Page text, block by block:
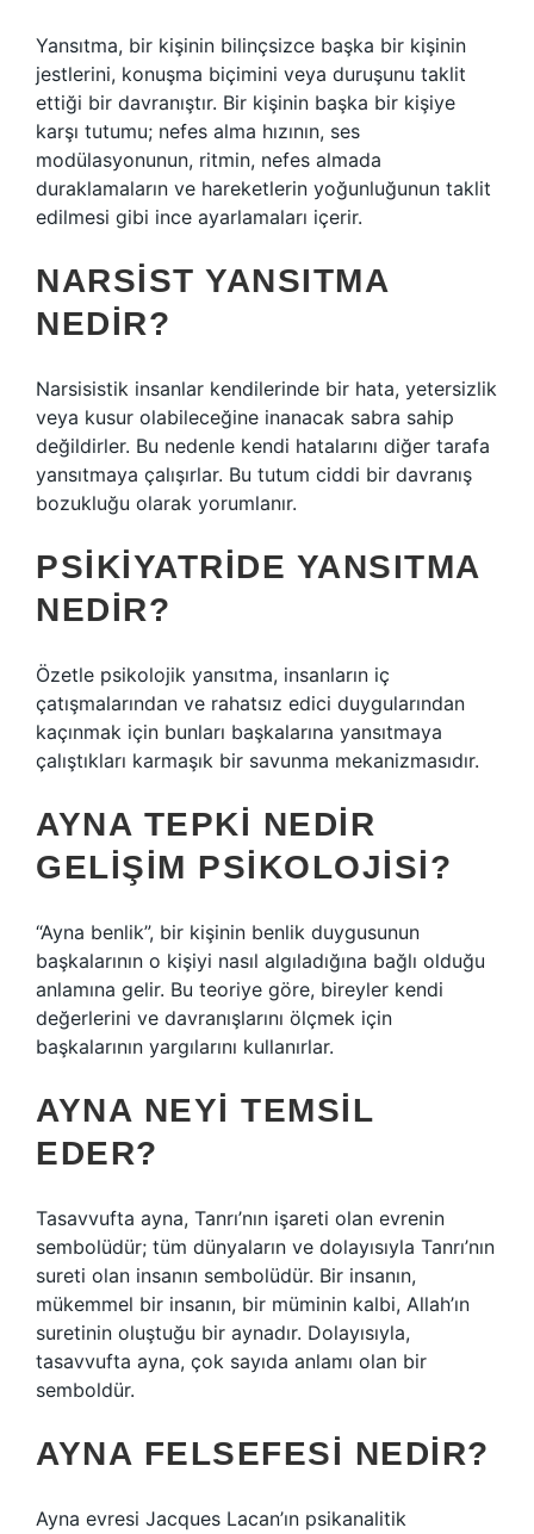
Yansıtma, bir kişinin bilinçsizce başka bir kişinin
jestlerini, konuşma biçimini veya duruşunu taklit
ettiği bir davranıştır. Bir kişinin başka bir kişiye
karşı tutumu; nefes alma hızının, ses
modülasyonunun, ritmin, nefes almada
duraklamaların ve hareketlerin yoğunluğunun taklit
edilmesi gibi ince ayarlamaları içerir.
NARSIST YANSITMA
NEDIR?
Narsisistik insanlar kendilerinde bir hata, yetersizlik
veya kusur olabileceğine inanacak sabra sahip
değildirler. Bu nedenle kendi hatalarını diğer tarafa
yansıtmaya çalışırlar. Bu tutum ciddi bir davranış
bozukluğu olarak yorumlanır.
PSIKIYATRIDE YANSITMA
NEDIR?
Özetle psikolojik yansıtma, insanların iç
çatışmalarından ve rahatsız edici duygularından
kaçınmak için bunları başkalarına yansıtmaya
çalıştıkları karmaşık bir savunma mekanizmasıdır.
AYNA TEPKI NEDIR
GELIŞIM PSIKOLOJISI?
“Ayna benlik”, bir kişinin benlik duygusunun
başkalarının o kişiyi nasıl algıladığına bağlı olduğu
anlamına gelir. Bu teoriye göre, bireyler kendi
değerlerini ve davranışlarını ölçmek için
başkalarının yargılarını kullanırlar.
AYNA NEYI TEMSIL
EDER?
Tasavvufta ayna, Tanrı’nın işareti olan evrenin
sembolüdür; tüm dünyaların ve dolayısıyla Tanrı’nın
sureti olan insanın sembolüdür. Bir insanın,
mükemmel bir insanın, bir müminin kalbi, Allah’ın
suretinin oluştuğu bir aynadır. Dolayısıyla,
tasavvufta ayna, çok sayıda anlamı olan bir
semboldür.
AYNA FELSEFESI NEDIR?
Ayna evresi Jacques Lacan’ın psikanalitik